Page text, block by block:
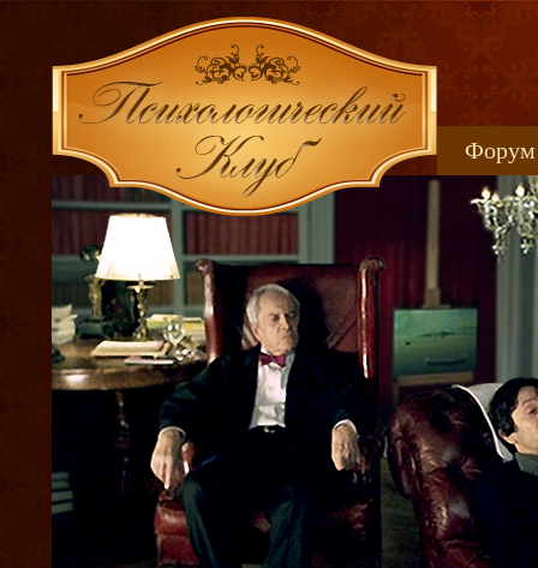
Форум